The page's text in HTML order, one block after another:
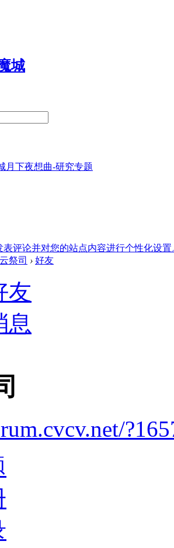
月下夜想曲-研究专题
表评论并对您的站点内容进行个性化设置
祭司 › 好友
友
息